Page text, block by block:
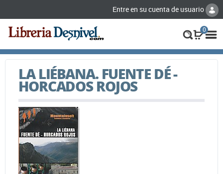
Entre en su cuenta de usuario
0
LA LIÉBANA. FUENTE DÉ -
HORCADOS ROJOS